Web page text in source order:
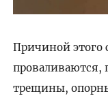
Причиной этого
проваливаются,
трещины,